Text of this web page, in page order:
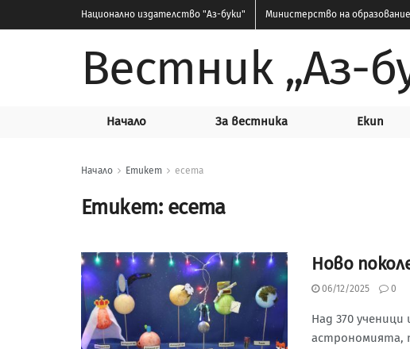
Национално издателство "Аз-буки" Министерство на
Вестник „Аз-
Начало За вестника Екип
Начало Етикет есета
Етикет: есета
Ново
06/12/2025 0
Над 370
астрономията,